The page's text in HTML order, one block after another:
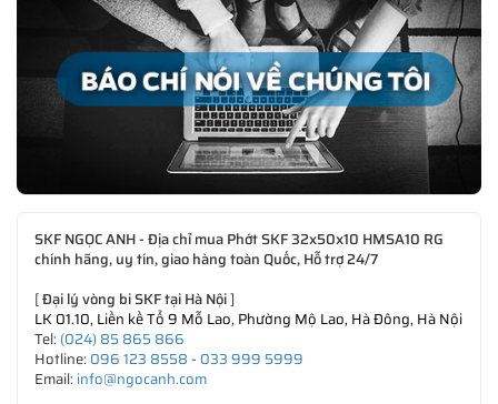
SKF NGỌC ANH - Địa chỉ mua Phớt SKF 32x50x10 HMSA10 RG
chính hãng, uy tín, giao hàng toàn Quốc, Hỗ trợ 24/7
[Đại lý vòng bi SKF tại Hà Nội]
LK 01.10, Liền kề Tổ 9 Mỗ Lao, Phường Mộ Lao, Hà Đông, Hà Nội
Tel: (024) 85 865 866
Hotline: 096 123 8558- 033 999 5999
Email: info@ngocanh.com